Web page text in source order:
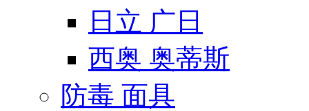
日立 广日
西奥 奥蒂斯
防毒 面具